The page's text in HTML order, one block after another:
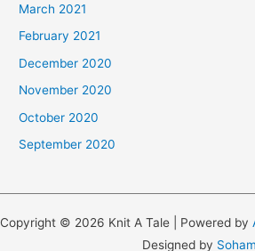
March 2021
February 2021
December 2020
November 2020
October 2020
September 2020
Copyright © 2026 Knit A Tale | Powered by
Designed by Soham